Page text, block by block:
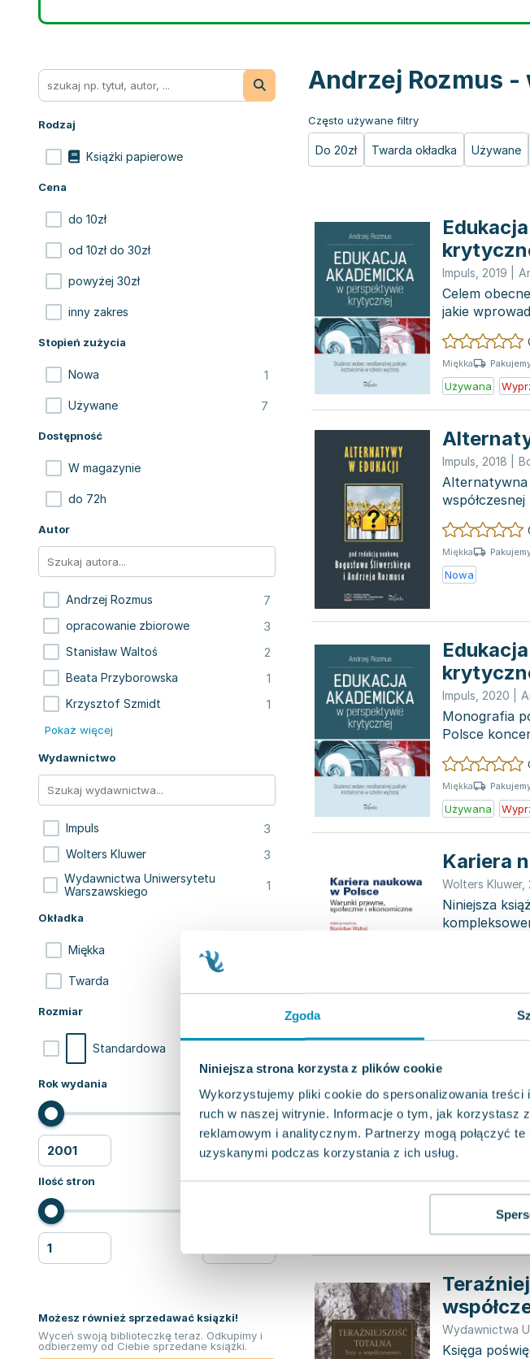
Zgoda
Niniejsza strona korzysta z plików cookie
Wykorzystujemy pliki cookie do spersonalizowania
ruch w naszej witrynie. Informacje o tym, jak korzystasz
reklamowym i analitycznym. Partnerzy mogą połączyć
uzyskanymi podczas korzystania z ich usług.
Rodzaj
Książki papierowe
Cena
do 10zł
od 10zł do 30zł
powyżej 30zł
inny zakres
Stopień zużycia
Nowa 1
Używane 7
Dostępność
W magazynie
do 72h
Autor
Andrzej Rozmus 7
opracowanie zbiorowe 3
Stanisław Waltoś 2
Beata Przyborowska 1
Krzysztof Szmidt 1
Pokaż więcej
Wydawnictwo
Impuls 3
Wolters Kluwer 3
Wydawnictwa Uniwersytetu
Warszawskiego
1
Okładka
Miękka
Twarda
Rozmiar
Standardowa
Rok wydania
Ilość stron
Możesz również sprzedawać ksiązki!
Wyceń swoją biblioteczkę teraz. Odkupimy i
odbierzemy od Ciebie sprzedane książki.
Andrzej Rozmus
Często używane filtry
Do 20zł Twarda okładka Używane
Impuls 2019
Celem
jakie
szkolnictwa
Miękka
Używana
Impuls 2018
Alternatywna
Miękka
Nowa
Impuls 2020
Monografia
Polsce
Miękka
Używana
Kariera
Wolters Kluwer,
Niniejsza
Używana
Wolters Kluwer,
W modelu
Humboldta,
studentami
in
Wydawnictwa
Księga